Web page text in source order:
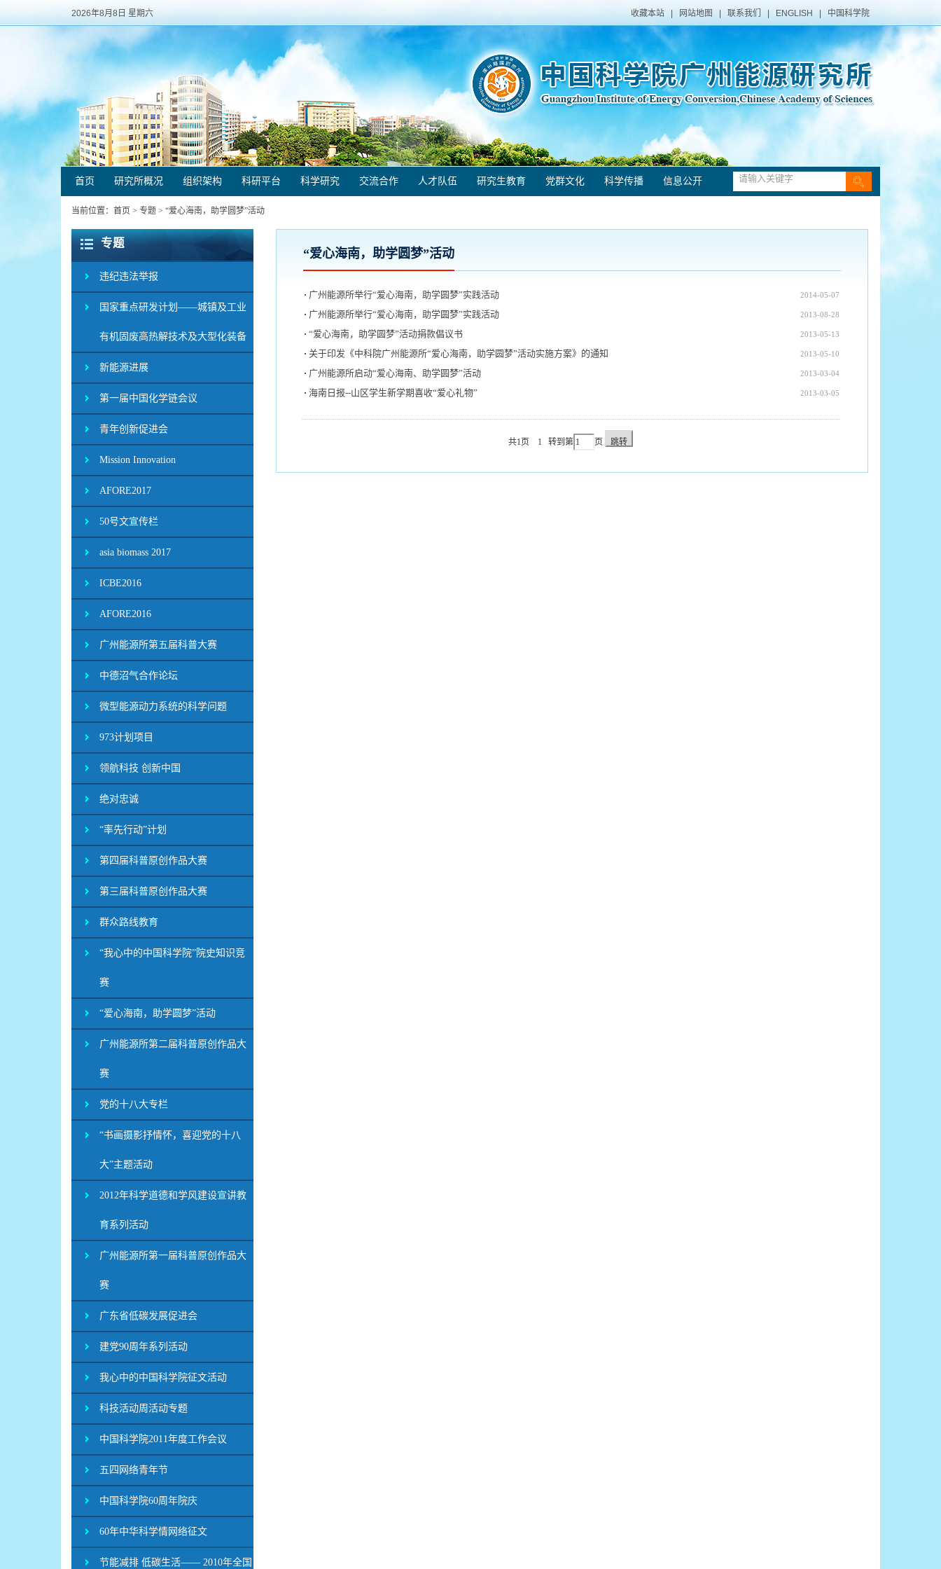
2026年8月8日 星期六 收藏本站 网站地图 联系我们 ENGLISH 中国科学院
首页 研究所概况 组织架构 科研平台 科学研究 交流合作 人才队伍 研究生教育 党群文化 科学传播 信息公开
当前位置： 首页 > 专题 > “爱心海南，助学圆梦”活动
专题
违纪违法举报
国家重点研发计划——城镇及工业
有机固废高热解技术及大型化装备
新能源进展
第一届中国化学链会议
青年创新促进会
Mission Innovation
AFORE2017
50号文宣传栏
asia biomass 2017
ICBE2016
AFORE2016
广州能源所第五届科普大赛
中德沼气合作论坛
微型能源动力系统的科学问题
973计划项目
领航科技 创新中国
绝对忠诚
“率先行动”计划
第四届科普原创作品大赛
第三届科普原创作品大赛
群众路线教育
“我心中的中国科学院”院史知识竞
赛
“爱心海南，助学圆梦”活动
广州能源所第二届科普原创作品大
赛
党的十八大专栏
“书画摄影抒情怀，喜迎党的十八
大”主题活动
2012年科学道德和学风建设宣讲教
育系列活动
广州能源所第一届科普原创作品大
赛
广东省低碳发展促进会
建党90周年系列活动
我心中的中国科学院征文活动
科技活动周活动专题
中国科学院2011年度工作会议
五四网络青年节
中国科学院60周年院庆
60年中华科学情网络征文
节能减排 低碳生活—— 2010年全国
“爱心海南，助学圆梦”活动
2014-05-07
广州能源所举行“爱心海南，助学圆梦”实践活动
2013-08-28
广州能源所举行“爱心海南，助学圆梦”实践活动
2013-05-13
“爱心海南，助学圆梦”活动捐款倡议书
2013-05-10
关于印发《中科院广州能源所“爱心海南，助学圆梦”活动实施方案》的通知
2013-03-04
广州能源所启动“爱心海南、助学圆梦”活动
2013-03-05
海南日报--山区学生新学期喜收“爱心礼物”
共1页 1 转到第 页